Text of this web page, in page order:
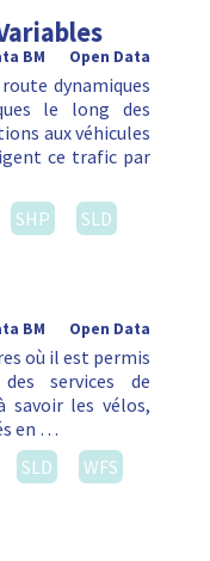
Open Data
BM
dynamiques
le long des
aux véhicules
ce trafic par
SHP
SLD
Open Data
BM
où il est permis
services de
les vélos,
en …
SLD
WFS